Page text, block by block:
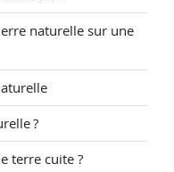
naturelle sur une
?
terre cuite ?